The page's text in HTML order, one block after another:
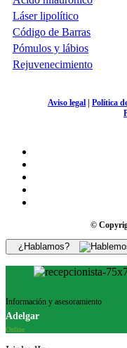
Láser lipolítico
Código de Barras
Pómulos y lábios
Rejuvenecimiento
Aviso legal Política
©
¿Hablamos?
Información y asesoramiento
Adelgar
Online